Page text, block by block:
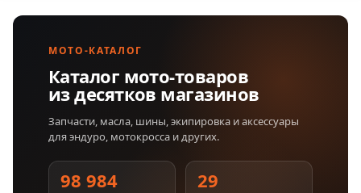
МОТО-КАТАЛОГ
Каталог мото-товаров
из десятков магазинов
Запчасти, масла, шины, экипировка и аксессуары
для эндуро, мотокросса и других.
98 984 29